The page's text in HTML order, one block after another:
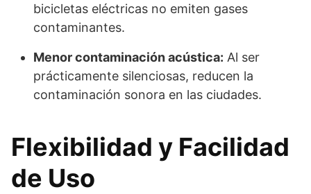
bicicletas eléctricas no emiten gases
contaminantes.
Menor contaminación acústica: Al ser
prácticamente silenciosas, reducen la
contaminación sonora en las ciudades.
Flexibilidad y Facilidad
de Uso